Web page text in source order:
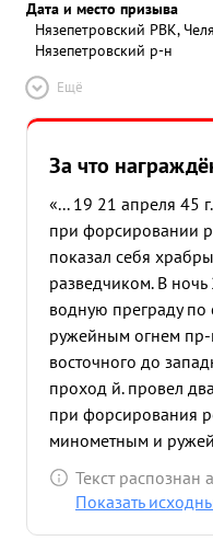
Дата и место призыва
Нязепетровский РВК,
Нязепетровский р-н
Ещё
За что
«... 19 21 апреля 45
при форсировании
показал себя
разведчиком. В
водную преграду
ружейным огнем пр-
восточного до
проход й. провел
при форсирования
минометным и
кр-ц Вэксланд
Зап. Одер на первой
Текст распознан
Показать